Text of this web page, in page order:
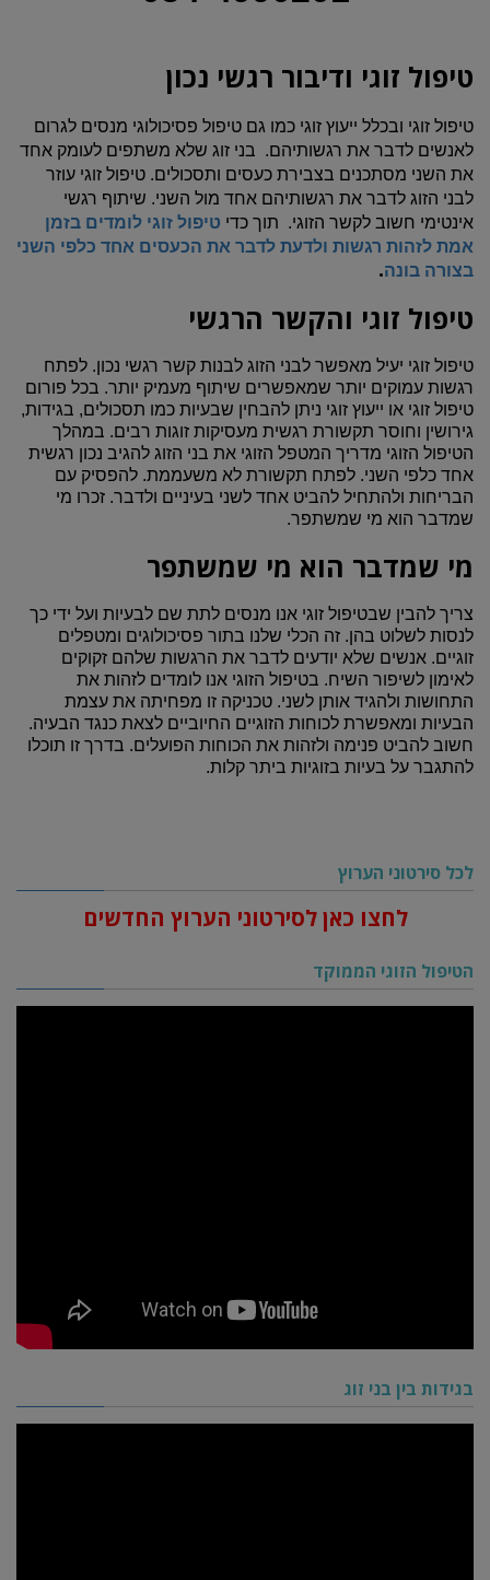
טיפול זוגי ודיבור רגשי נכון
טיפול זוגי ובכלל ייעוץ זוגי כמו גם טיפול פסיכולוגי מנסים לגרום
לאנשים לדבר את רגשותיהם. בני זוג שלא משתפים לעומק אחד
את השני מסתכנים בצבירת כעסים ותסכולים. טיפול זוגי עוזר
לבני הזוג לדבר את רגשותיהם אחד מול השני. שיתוף רגשי
אינטימי חשוב לקשר הזוגי. תוך כדי טיפול זוגי לומדים בזמן
אמת לזהות רגשות ולדעת לדבר את הכעסים אחד כלפי השני
בצורה בונה.
טיפול זוגי והקשר הרגשי
טיפול זוגי יעיל מאפשר לבני הזוג לבנות קשר רגשי נכון. לפתח
רגשות עמוקים יותר שמאפשרים שיתוף מעמיק יותר. בכל פורום
טיפול זוגי או ייעוץ זוגי ניתן להבחין שבעיות כמו תסכולים, בגידות,
גירושין וחוסר תקשורת רגשית מעסיקות זוגות רבים. במהלך
הטיפול הזוגי מדריך המטפל הזוגי את בני הזוג להגיב נכון רגשית
אחד כלפי השני. לפתח תקשורת לא משעממת. להפסיק עם
הבריחות ולהתחיל להביט אחד לשני בעיניים ולדבר. זכרו מי
שמדבר הוא מי שמשתפר.
מי שמדבר הוא מי שמשתפר
צריך להבין שבטיפול זוגי אנו מנסים לתת שם לבעיות ועל ידי כך
לנסות לשלוט בהן. זה הכלי שלנו בתור פסיכולוגים ומטפלים
זוגיים. אנשים שלא יודעים לדבר את הרגשות שלהם זקוקים
לאימון לשיפור השיח. בטיפול הזוגי אנו לומדים לזהות את
התחושות ולהגיד אותן לשני. טכניקה זו מפחיתה את עצמת
הבעיות ומאפשרת לכוחות הזוגיים החיוביים לצאת כנגד הבעיה.
חשוב להביט פנימה ולזהות את הכוחות הפועלים. בדרך זו תוכלו
להתגבר על בעיות בזוגיות ביתר קלות.
לכל סירטוני הערוץ
לחצו כאן לסירטוני הערוץ החדשים
הטיפול הזוגי הממוקד
בגידות בין בני זוג